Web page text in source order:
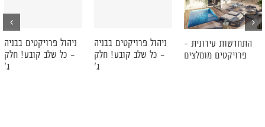
ניהול פרויקטים בבניה
– כל שלב קובע! חלק
ג'
ניהול פרויקטים בבניה
– כל שלב קובע! חלק
ג'
התחדשות עירונית –
פרויקטים מומלצים